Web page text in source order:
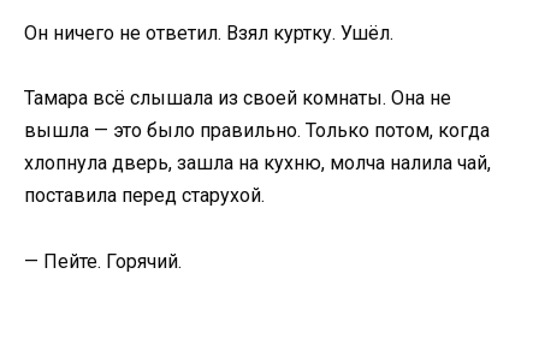
Он ничего не ответил. Взял куртку. Ушёл.
Тамара всё слышала из своей комнаты. Она не
вышла — это было правильно. Только потом, когда
хлопнула дверь, зашла на кухню, молча налила чай,
поставила перед старухой.
— Пейте. Горячий.